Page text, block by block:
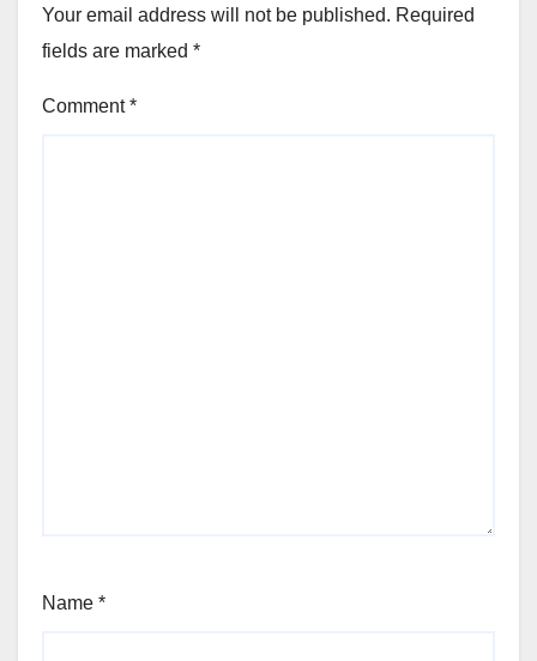
Your email address will not be published. Required
fields are marked *
Comment*
Name *